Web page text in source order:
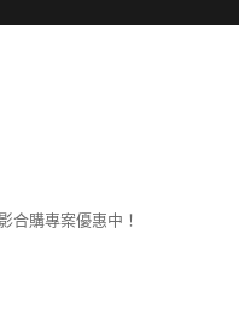
合購專案優惠中！